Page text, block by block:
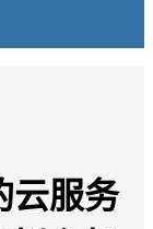
云服务